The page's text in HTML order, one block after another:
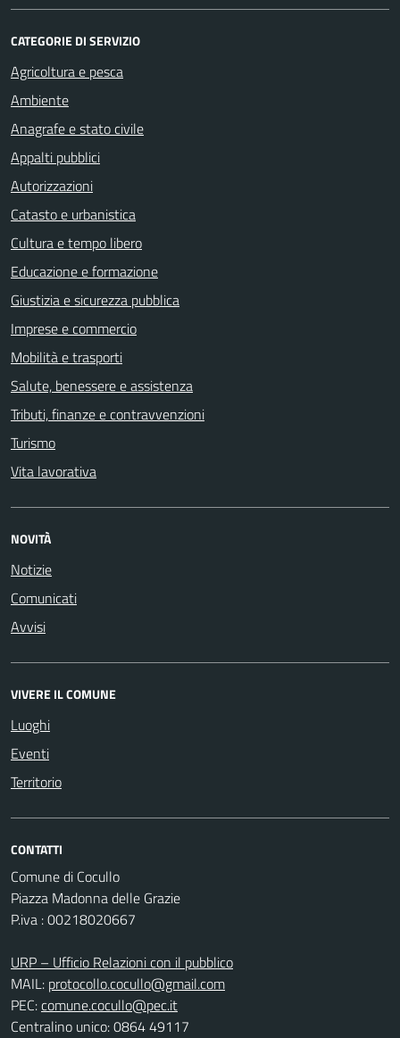
CATEGORIE DI SERVIZIO
Agricoltura e pesca
Ambiente
Anagrafe e stato civile
Appalti pubblici
Autorizzazioni
Catasto e urbanistica
Cultura e tempo libero
Educazione e formazione
Giustizia e sicurezza pubblica
Imprese e commercio
Mobilità e trasporti
Salute, benessere e assistenza
Tributi, finanze e contravvenzioni
Turismo
Vita lavorativa
NOVITÀ
Notizie
Comunicati
Avvisi
VIVERE IL COMUNE
Luoghi
Eventi
Territorio
CONTATTI
Comune di Cocullo
Piazza Madonna delle Grazie
P.iva : 00218020667
URP – Ufficio Relazioni con il pubblico
MAIL: protocollo.cocullo@gmail.com
PEC:comune.cocullo@pec.it
Centralino unico: 0864 49117